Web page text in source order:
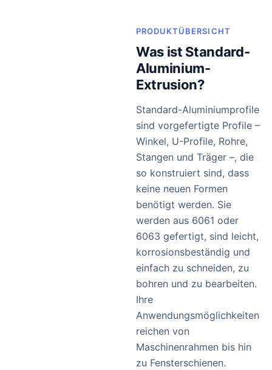
PRODUKTÜBERSICHT
Was ist Standard-
Aluminium-
Extrusion?
Standard-Aluminiumprofile
sind vorgefertigte Profile –
Winkel, U-Profile, Rohre,
Stangen und Träger –, die
so konstruiert sind, dass
keine neuen Formen
benötigt werden. Sie
werden aus 6061 oder
6063 gefertigt, sind leicht,
korrosionsbeständig und
einfach zu schneiden, zu
bohren und zu bearbeiten.
Ihre
Anwendungsmöglichkeiten
reichen von
Maschinenrahmen bis hin
zu Fensterschienen.